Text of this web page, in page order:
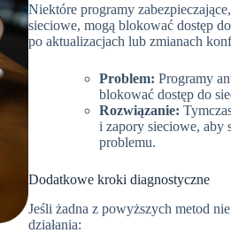
Niektóre programy
sieciowe, mogą blokować dostęp
po aktualizacjach lub zmianach
Problem: Programy
blokować dostęp do
Rozwiązanie:
i zapory sieciowe, aby
problemu.
Dodatkowe kroki diagnostyczne
Jeśli żadna z powyższych metod
działania: